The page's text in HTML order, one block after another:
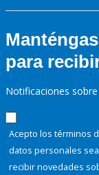
para
Notificaciones
Acepto los términos
datos personales
recibir novedades